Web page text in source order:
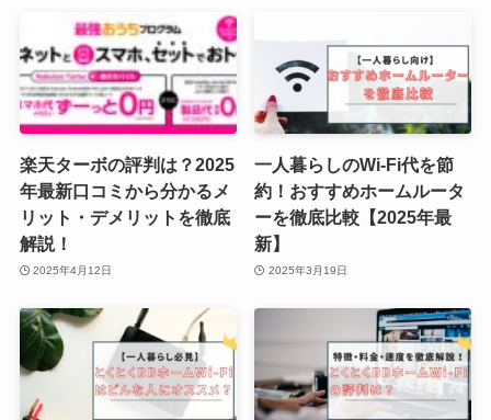
楽天ターボの評判は？2025
年最新口コミから分かるメ
リット・デメリットを徹底
解説！
2025年4月12日
一人暮らしのWi-Fi代を節
約！おすすめホームルータ
ーを徹底比較【2025年最
新】
2025年3月19日